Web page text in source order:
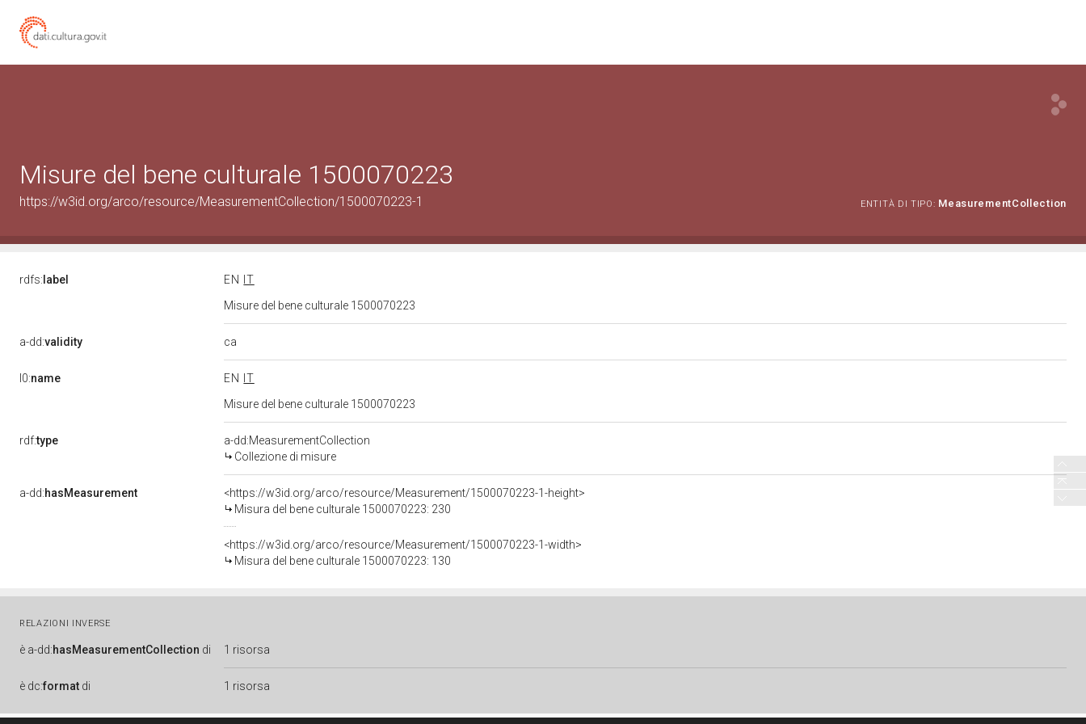
Misure del bene culturale 1500070223
https://w3id.org/arco/resource/MeasurementCollection/1500070223-1 ENTITÀ DI TIPO: MeasurementCollection
rdfs: label EN
IT
Misure del bene culturale 1500070223
a-dd:validity ca
l0:name EN
IT
Misure del bene culturale 1500070223
rdf:type
a-dd:MeasurementCollection
Collezione di misure
a-dd:hasMeasurement
<https://w3id.org/arco/resource/Measurement/1500070223-1-height>
Misura del bene culturale 1500070223: 230
<https://w3id.org/arco/resource/Measurement/1500070223-1-width>
Misura del bene culturale 1500070223: 130
RELAZIONI INVERSE
è a-dd:hasMeasurementCollection di 1 risorsa
è dc:format di 1 risorsa